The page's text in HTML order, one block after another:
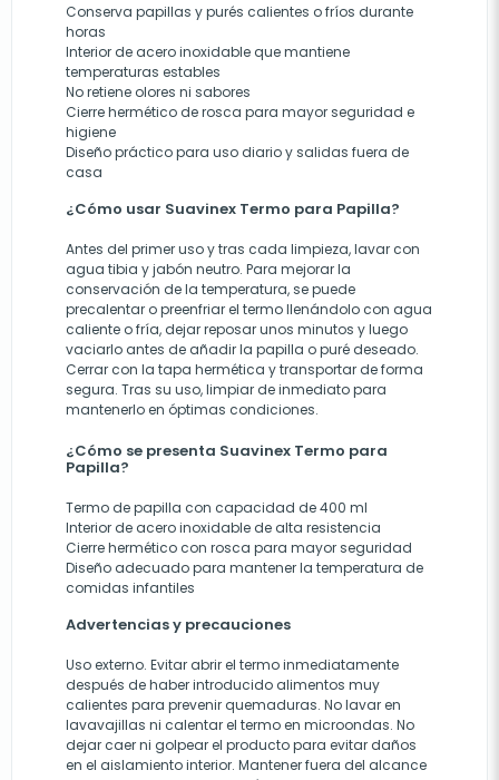
Conserva papillas y purés calientes o fríos durante
horas
Interior de acero inoxidable que mantiene
temperaturas estables
No retiene olores ni sabores
Cierre hermético de rosca para mayor seguridad e
higiene
Diseño práctico para uso diario y salidas fuera de
casa
¿Cómo usar Suavinex Termo para Papilla?
Antes del primer uso y tras cada limpieza, lavar con
agua tibia y jabón neutro. Para mejorar la
conservación de la temperatura, se puede
precalentar o preenfriar el termo llenándolo con agua
caliente o fría, dejar reposar unos minutos y luego
vaciarlo antes de añadir la papilla o puré deseado.
Cerrar con la tapa hermética y transportar de forma
segura. Tras su uso, limpiar de inmediato para
mantenerlo en óptimas condiciones.
¿Cómo se presenta Suavinex Termo para
Papilla?
Termo de papilla con capacidad de 400 ml
Interior de acero inoxidable de alta resistencia
Cierre hermético con rosca para mayor seguridad
Diseño adecuado para mantener la temperatura de
comidas infantiles
Advertencias y precauciones
Uso externo. Evitar abrir el termo inmediatamente
después de haber introducido alimentos muy
calientes para prevenir quemaduras. No lavar en
lavavajillas ni calentar el termo en microondas. No
dejar caer ni golpear el producto para evitar daños
en el aislamiento interior. Mantener fuera del alcance